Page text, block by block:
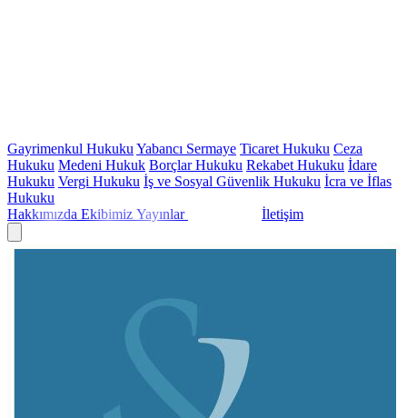
Gayrimenkul Hukuku Yabancı Sermaye Ticaret Hukuku Ceza
Hukuku Medeni Hukuk Borçlar Hukuku Rekabet Hukuku İdare
Hukuku Vergi Hukuku İş ve Sosyal Güvenlik Hukuku İcra ve İflas
Hukuku
Hakkımızda Ekibimiz Yayınlar İletişim